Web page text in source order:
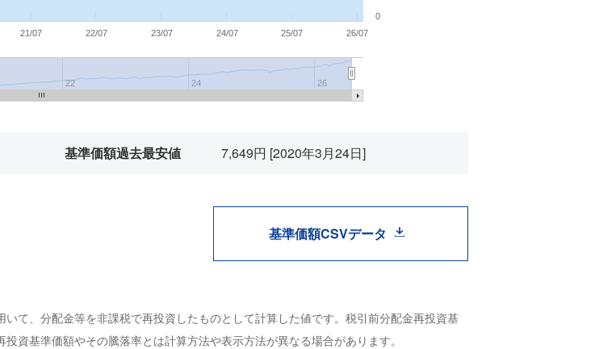
21/07 22/07 23/07 24/07 25/07 26/07
22 24 26
0
基準価額過去最安値 7,649円 [2020年3月24日]
基準価額CSVデータ
て、分配金等を非課税で再投資したものとして計算した値です。税引前分配金再投資基
資基準価額やその騰落率とは計算方法や表示方法が異なる場合があります。